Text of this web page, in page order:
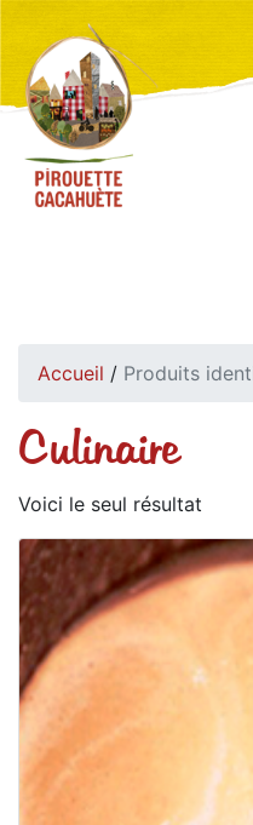
Accueil / Produits
Culinaire
Voici le seul résultat